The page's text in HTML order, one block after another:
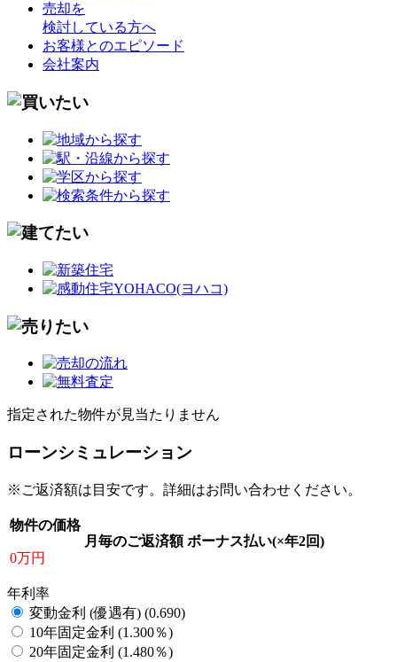
売却を
検討している方へ
お客様とのエピソード
会社案内
指定された物件が見当たりません
ローンシミュレーション
※ご返済額は目安です。詳細はお問い合わせください。
物件の価格
0万円
月毎のご返済額 ボーナス払い(×年2回)
年利率
変動金利 (優遇有) (0.690)
10年固定金利 (1.300％)
20年固定金利 (1.480％)